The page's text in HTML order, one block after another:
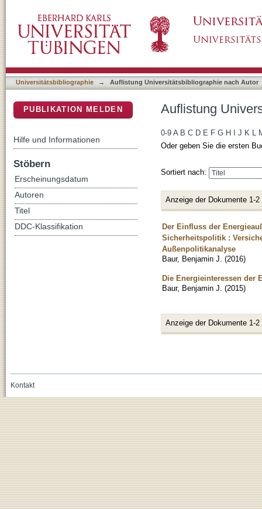
Universitätsbibliographie → Auflistung Universitätsbibliographie nach Autor
Auflistung
0-9 A B C D E F G H J K L
Oder geben Sie die ersten
Sortiert nach:
Anzeige der Dokumente 1-2
Der Einfluss der
Sicherheitspolitik :
Außenpolitikanalyse
Baur, Benjamin J. (2016)
Die Energieinteressen der
Baur, Benjamin J. (2015)
Anzeige der Dokumente 1-2
PUBLIKATION MELDEN
Hilfe und Informationen
Stöbern
Erscheinungsdatum
Autoren
Titel
DDC-Klassifikation
Kontakt